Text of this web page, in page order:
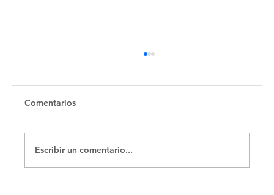
Comentarios
Escribir un comentario...